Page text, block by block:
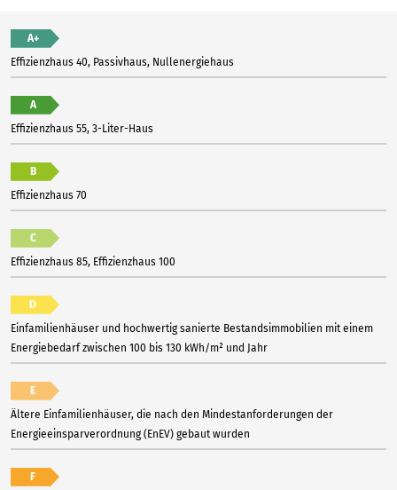
A+
Effizienzhaus 40, Passivhaus, Nullenergiehaus
A
Effizienzhaus 55, 3-Liter-Haus
B
Effizienzhaus 70
C
Effizienzhaus 85, Effizienzhaus 100
D
Einfamilienhäuser und hochwertig sanierte Bestandsimmobilien mit einem
Energiebedarf zwischen 100 bis 130 kWh/m² und Jahr
E
Ältere Einfamilienhäuser, die nach den Mindestanforderungen der
Energieeinsparverordnung (EnEV) gebaut wurden
F